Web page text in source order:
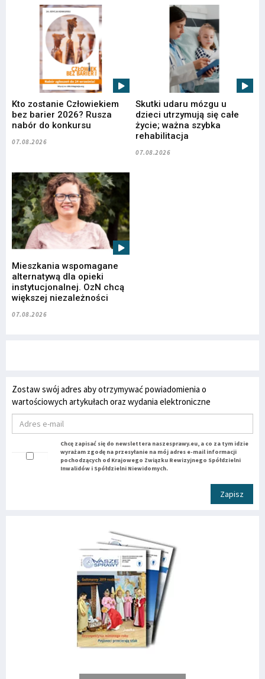
Kto zostanie Człowiekiem
bez barier 2026? Rusza
nabór do konkursu
07.08.2026
Skutki udaru mózgu u
dzieci utrzymują się całe
życie; ważna szybka
rehabilitacja
07.08.2026
Mieszkania wspomagane
alternatywą dla opieki
instytucjonalnej. OzN chcą
większej niezależności
07.08.2026
Zostaw swój adres aby otrzymywać powiadomienia o
wartościowych artykułach oraz wydania elektroniczne
Chcę zapisać się do newslettera naszesprawy.eu, a co za tym idzie
wyrażam zgodę na przesyłanie na mój adres e-mail informacji
pochodzących od Krajowego Związku Rewizyjnego Spółdzielni
Inwalidów i Spółdzielni Niewidomych.
Zapisz